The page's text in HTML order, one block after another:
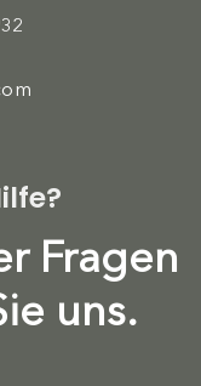
Fragen
uns.